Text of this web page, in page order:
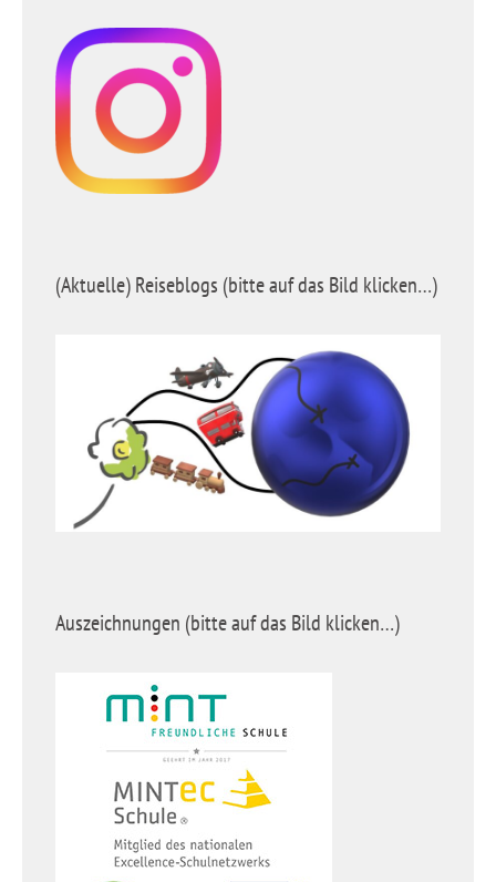
(Aktuelle) Reiseblogs (bitte auf das Bild klicken…)
Auszeichnungen (bitte auf das Bild klicken…)